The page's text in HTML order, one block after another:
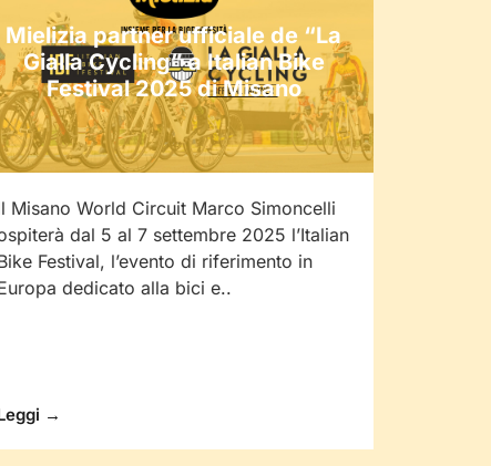
Mielizia partner ufficiale de “La
Gialla Cycling” a Italian Bike
Festival 2025 di Misano
Misano World Circuit Marco Simoncelli
dal 5 al 7 settembre 2025 l’Italian
Festival, l’evento di riferimento in
dedicato alla bici e..
→